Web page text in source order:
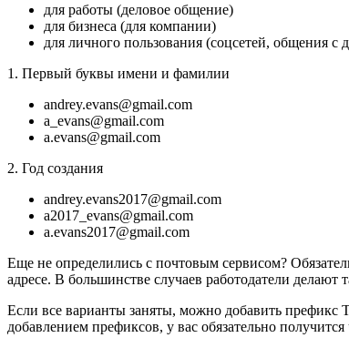
для работы (деловое общение)
для бизнеса (для компании)
для личного пользования (соцсетей, общения с
1. Первый буквы имени и фамилии
andrey.evans@gmail.com
a_evans@gmail.com
a.evans@gmail.com
2. Год создания
andrey.evans2017@gmail.com
a2017_evans@gmail.com
a.evans2017@gmail.com
Еще не определились с почтовым сервисом?
адресе. В большинстве случаев работодатели
Если все варианты заняты, можно добавить префикс
добавлением префиксов, у вас обязательно получится